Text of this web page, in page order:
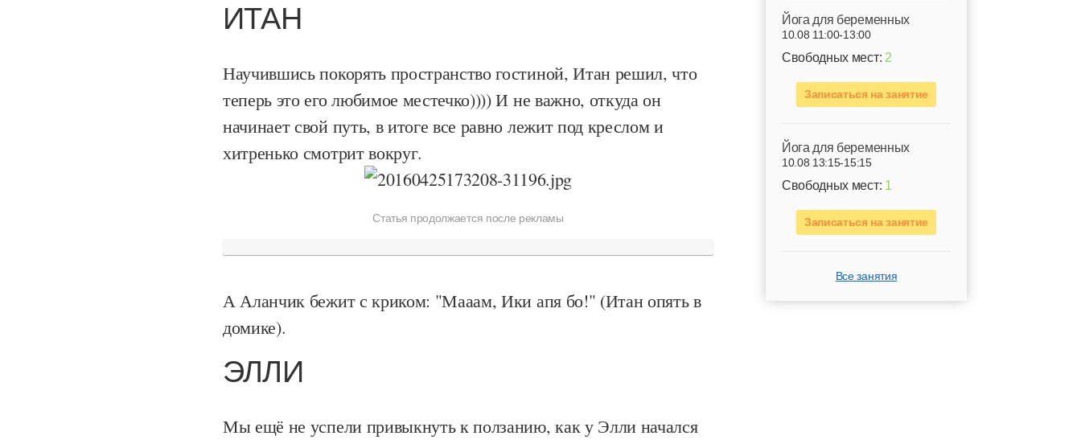
ИТАН
Научившись покорять пространство гостиной, Итан решил, что
теперь это его любимое местечко)))) И не важно, откуда он
начинает свой путь, в итоге все равно лежит под креслом и
хитренько смотрит вокруг.
Статья продолжается после рекламы
А Аланчик бежит с криком: "Мааам, Ики апя бо!" (Итан опять в
домике).
ЭЛЛИ
Мы ещё не успели привыкнуть к ползанию, как у Элли начался
Йога для беременных
10.08 11:00-13:00
Свободных мест: 2
Записаться на занятие
Йога для беременных
10.08 13:15-15:15
Свободных мест: 1
Записаться на занятие
Все занятия